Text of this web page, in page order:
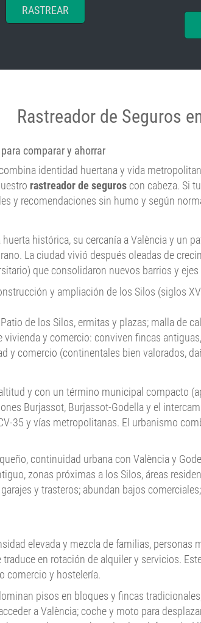
RASTREAR
Rastreador de Seguros
comparar y ahorrar
identidad huertana y vida
rastreador de seguros con cabeza. Si
y recomendaciones sin humo y según
histórica, su cercanía a València y un
La ciudad vivió después oleadas de
que consolidaron nuevos barrios y
y ampliación de los Silos (siglos
de los Silos, ermitas y plazas; malla de
y comercio: conviven fincas
y comercio (continentales bien valorados,
y con un término municipal compacto
Burjassot, Burjassot-Godella y el
35 y vías metropolitanas. El urbanismo
continuidad urbana con València y
zonas próximas a los Silos, áreas
y trasteros; abundan bajos
elevada y mezcla de familias,
en rotación de alquiler y servicios.
comercio y hostelería.
pisos en bloques y fincas
a València; coche y moto para